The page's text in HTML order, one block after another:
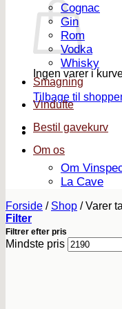
Ingen varer i
Tilbage til
Cognac
Gin
Rom
Vodka
Whisky
Smagning
Vindufte
Bestil gavekurv
Om os
Om
La Cave
Forside / Shop /Varer
Filter
Filtrer efter pris
Mindste pris